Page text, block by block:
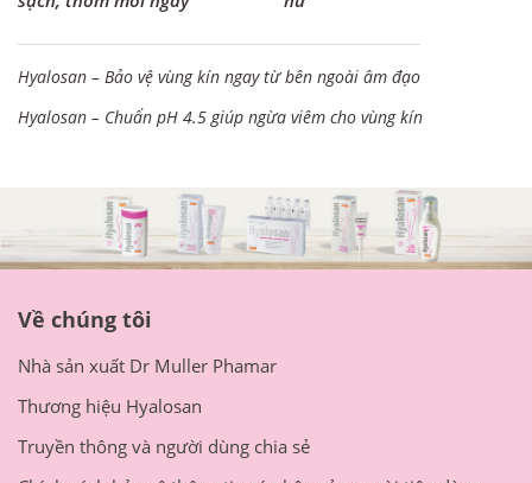
hôi tận gốc, giúp cô bé
sạch, thơm mỗi ngày
sinh lý tưởng dành cho phụ
nữ
Hyalosan – Bảo vệ vùng kín ngay từ bên ngoài âm đạo
Về chúng tôi
Nhà sản xuất Dr Muller Phamar
Thương hiệu Hyalosan